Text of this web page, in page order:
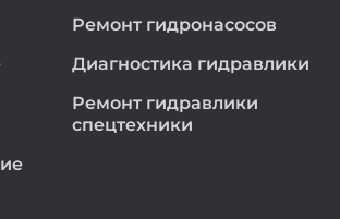
Ремонт гидронасосов
Диагностика гидравлики
Ремонт гидравлики
спецтехники